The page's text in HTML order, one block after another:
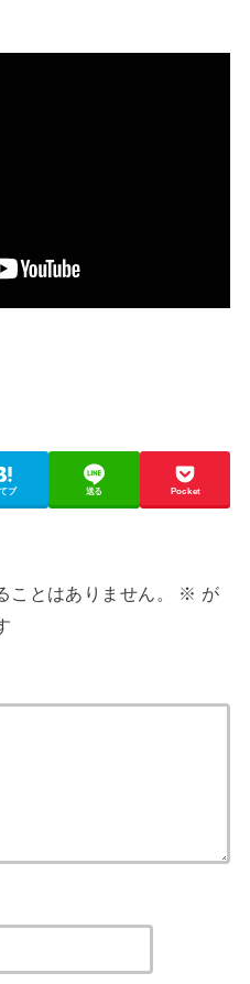
ブ 送る Pocket
ことはありません。 ※ が